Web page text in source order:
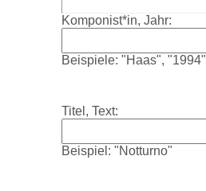
Komponist*in, Jahr:
Beispiele: "Haas", "1994"
Titel, Text:
Beispiel: "Notturno"